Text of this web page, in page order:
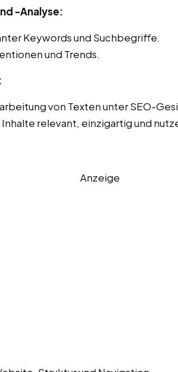
-Analyse:
Keywords und Suchbegriffe.
und Trends.
von Texten unter SEO-
relevant, einzigartig und
Anzeige